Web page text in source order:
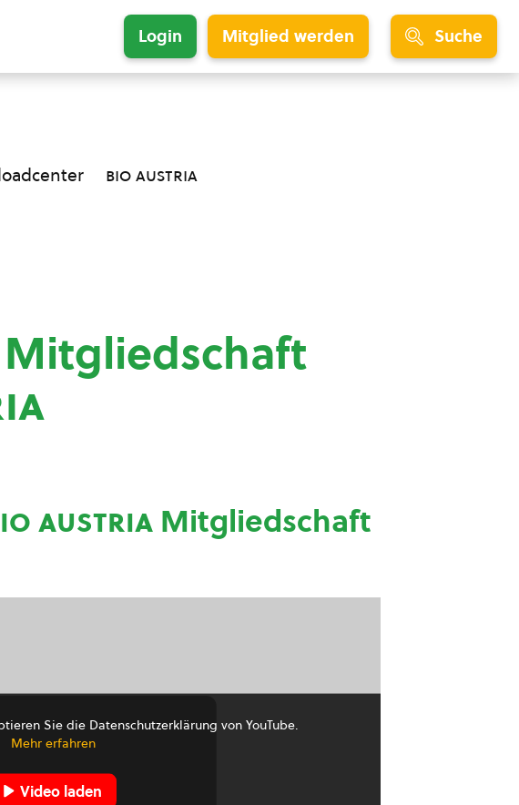
Login Mitglied werden Suche
bio austria
austria Mitgliedschaft
Sie die Datenschutzerklärung von YouTube.
Mehr erfahren
Video laden